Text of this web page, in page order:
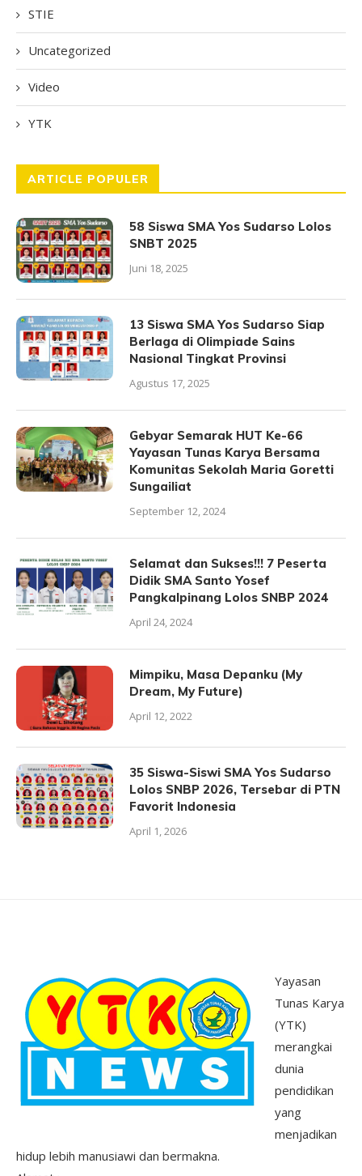
STIE
Uncategorized
Video
YTK
ARTICLE POPULER
58 Siswa SMA Yos Sudarso Lolos
SNBT 2025
Juni 18, 2025
13 Siswa SMA Yos Sudarso Siap
Berlaga di Olimpiade Sains
Nasional Tingkat Provinsi
Agustus 17, 2025
Gebyar Semarak HUT Ke-66
Yayasan Tunas Karya Bersama
Komunitas Sekolah Maria Goretti
Sungailiat
September 12, 2024
Selamat dan Sukses!!! 7 Peserta
Didik SMA Santo Yosef
Pangkalpinang Lolos SNBP 2024
April 24, 2024
Mimpiku, Masa Depanku (My
Dream, My Future)
April 12, 2022
35 Siswa-Siswi SMA Yos Sudarso
Lolos SNBP 2026, Tersebar di PTN
Favorit Indonesia
April 1, 2026
Yayasan
Tunas Karya
(YTK)
merangkai
dunia
pendidikan
yang
menjadikan
hidup lebih manusiawi dan bermakna.